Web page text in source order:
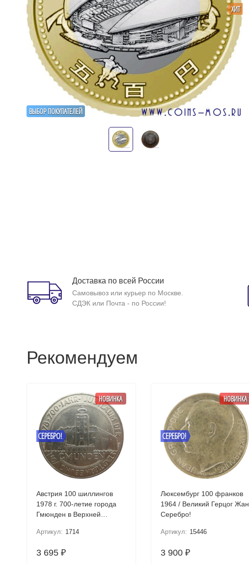
ВЫБОР ПОКУПАТЕЛЕЙ
ХИТ
Доставка по всей России
Самовывоз или курьер по Москве.
СДЭК или Почта - по России!
Рекомендуем
СЕРЕБРО!
НОВИНКА
Австрия 100 шиллингов
1978 г. 700-летие города
Гмюнден в Верхней
Артикул: 1714
3 695 ₽
СЕРЕБРО!
НОВИНКА
Люксембург 100 франков
1964 / Великий Герцог Жан
Серебро!
Артикул: 15446
3 900 ₽